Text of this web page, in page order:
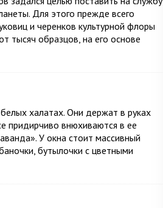
Для этого прежде всего
и черенков культурной флоры
тысяч образцов, на его основе
халатах. Они держат в руках
придирчиво внюхиваются в ее
У окна стоит массивный
бутылочки с цветными